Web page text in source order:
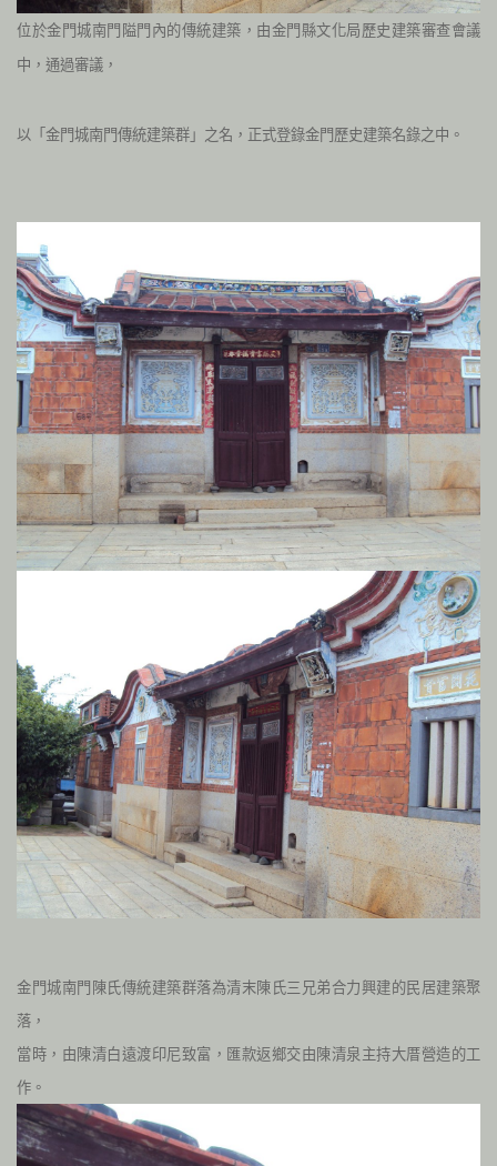
位於金門城南門隘門內的傳統建築，由金門縣文化局歷史建築審查會議
中，通過審議，
以「金門城南門傳統建築群」之名，正式登錄金門歷史建築名錄之中。
金門城南門陳氏傳統建築群落為清末陳氏三兄弟合力興建的民居建築聚
落，
當時，由陳清白遠渡印尼致富，匯款返鄉交由陳清泉主持大厝營造的工
作。